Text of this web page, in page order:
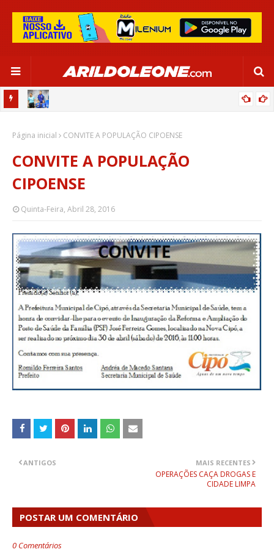
SALVADOR
Página inicial CONVITE A POPULAÇÃO CIPOENSE
CONVITE A POPULAÇÃO
CIPOENSE
Quinta-Feira, Abril 28, 2016
MAIS RECENTES
OPERAÇÕES CAÇA DROGAS E
CIDADE LIMPA
ANTIGOS
POSTAR UM COMENTÁRIO
0 Comentários